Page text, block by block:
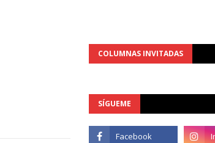
COLUMNAS INVITADAS
SÍGUEME